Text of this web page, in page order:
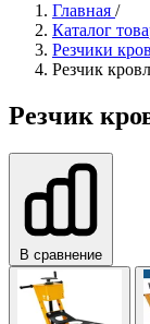
Главная /
Каталог
Резчики
Резчик
Резчик
В сравнение